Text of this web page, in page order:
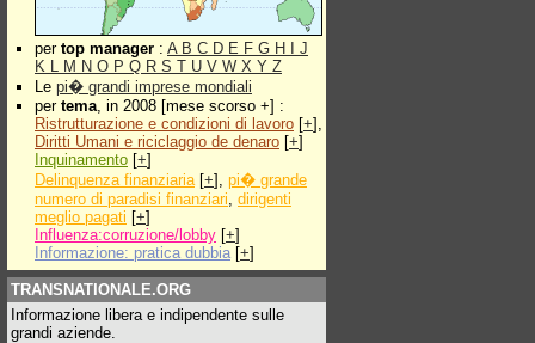
per top manager : A B C D E F G H
J
K L M N O P Q R S T U V W X Y Z
Le pi� grandi imprese mondiali
per tema, in 2008 [mese scorso +] :
Ristrutturazione e condizioni di lavoro [+],
Diritti Umani e riciclaggio de denaro [+]
Inquinamento [+]
Delinquenza finanziaria[+], pi� grande
numero di paradisi finanziari, dirigenti
meglio pagati [+]
Influenza:corruzione/lobby [+]
Informazione: pratica dubbia [+]
TRANSNATIONALE.ORG
Informazione libera e indipendente sulle
grandi aziende.